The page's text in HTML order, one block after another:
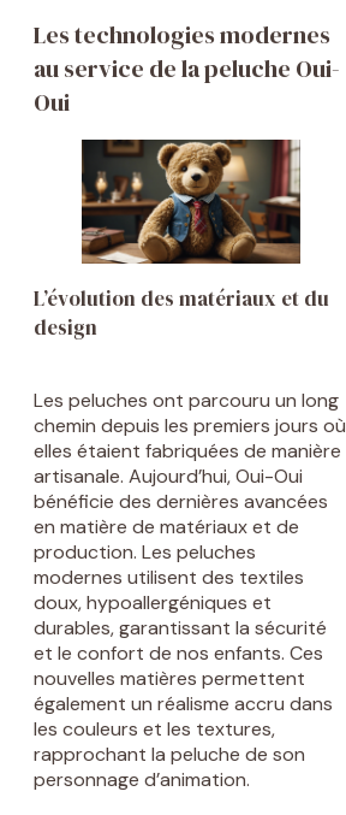
Les technologies modernes
au service de la peluche Oui-
Oui
L’évolution des matériaux et du
design
Les peluches ont parcouru un long
chemin depuis les premiers jours où
elles étaient fabriquées de manière
artisanale. Aujourd’hui, Oui-Oui
bénéficie des dernières avancées
en matière de matériaux et de
production. Les peluches
modernes utilisent des textiles
doux, hypoallergéniques et
durables, garantissant la sécurité
et le confort de nos enfants. Ces
nouvelles matières permettent
également un réalisme accru dans
les couleurs et les textures,
rapprochant la peluche de son
personnage d’animation.